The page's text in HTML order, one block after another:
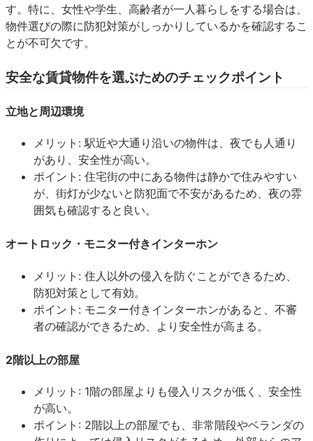
す。特に、女性や学生、高齢者が一人暮らしをする場合は、
物件選びの際に防犯対策がしっかりしているかを確認するこ
とが不可欠です。
安全な賃貸物件を選ぶためのチェックポイント
立地と周辺環境
メリット: 駅近や大通り沿いの物件は、夜でも人通り
があり、安全性が高い。
ポイント: 住宅街の中にある物件は静かで住みやすい
が、街灯が少ないと防犯面で不安があるため、夜の雰
囲気も確認すると良い。
オートロック・モニター付きインターホン
メリット: 住人以外の侵入を防ぐことができるため、
防犯対策として有効。
ポイント: モニター付きインターホンがあると、不審
者の確認ができるため、より安全性が高まる。
2階以上の部屋
メリット: 1階の部屋よりも侵入リスクが低く、安全性
が高い。
ポイント: 2階以上の部屋でも、非常階段やベランダの